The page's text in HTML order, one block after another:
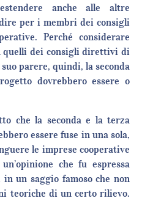
anche alle altre
per i membri dei consigli
Perché considerare
quelli dei consigli direttivi di
parere, quindi, la seconda
dovrebbero essere o
che la seconda e la terza
essere fuse in una sola,
le imprese cooperative
che fu espressa
un saggio famoso che non
teoriche di un certo rilievo.